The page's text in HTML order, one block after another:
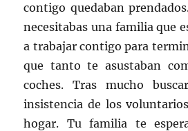
contigo quedaban
necesitabas una familia que
a trabajar contigo para
que tanto te asustaban
coches. Tras mucho
insistencia de los
hogar. Tu familia te